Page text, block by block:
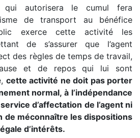
qui autorisera le cumul fera
de transport au bénéfice
exerce cette activité les
de s’assurer que l’agent
des règles de temps de travail,
et de repos qui lui sont
cette activité ne doit pas porter
normal, à l’indépendance
d’affectation de l’agent ni
de méconnaître les dispositions
d’intérêts.